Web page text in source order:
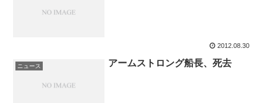
2012.08.30
ニュース アームストロング船長、死去